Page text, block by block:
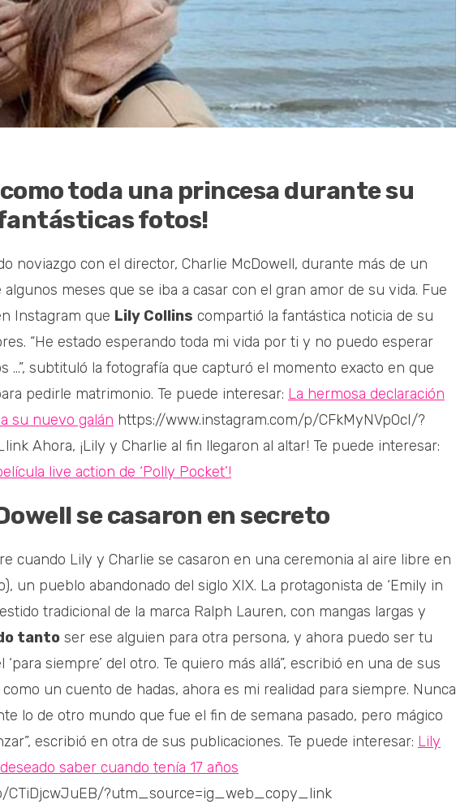
toda una princesa durante su
fantásticas fotos!
noviazgo con el director, Charlie McDowell, durante más de un
meses que se iba a casar con el gran amor de su vida. Fue
Instagram que Lily Collins compartió la fantástica noticia de su
“He estado esperando toda mi vida por ti y no puedo esperar
…”, subtituló la fotografía que capturó el momento exacto en que
pedirle matrimonio. Te puede interesar: La hermosa declaración
su nuevo galán https://www.instagram.com/p/CFkMyNVpOcI/?
Ahora, ¡Lily y Charlie al fin llegaron al altar! Te puede interesar:
live action de ‘Polly Pocket’!
se casaron en secreto
cuando Lily y Charlie se casaron en una ceremonia al aire libre en
un pueblo abandonado del siglo XIX. La protagonista de ‘Emily in
tradicional de la marca Ralph Lauren, con mangas largas y
tanto ser ese alguien para otra persona, y ahora puedo ser tu
siempre’ del otro. Te quiero más allá”, escribió en una de sus
un cuento de hadas, ahora es mi realidad para siempre. Nunca
lo de otro mundo que fue el fin de semana pasado, pero mágico
escribió en otra de sus publicaciones. Te puede interesar: Lily
saber cuando tenía 17 años
CTiDjcwJuEB/?utm_source=ig_web_copy_link